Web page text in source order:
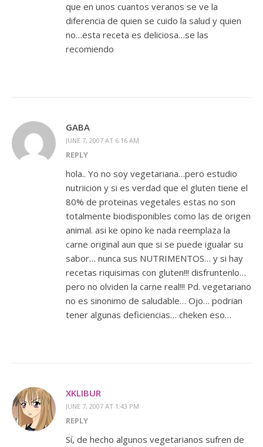
que en unos cuantos veranos se ve la
diferencia de quien se cuido la salud y quien
no…esta receta es deliciosa…se las
recomiendo
GABA
JUNE 7, 2007 AT 6:16 AM
REPLY
hola.. Yo no soy vegetariana…pero estudio
nutriicion y si es verdad que el gluten tiene el
80% de proteinas vegetales estas no son
totalmente biodisponibles como las de origen
animal. asi ke opino ke nada reemplaza la
carne original aun que si se puede igualar su
sabor… nunca sus NUTRIMENTOS… y si hay
recetas riquisimas con gluten!!! disfruntenlo…
pero no olviden la carne real!!! Pd. vegetariano
no es sinonimo de saludable… Ojo… podrian
tener algunas deficiencias… cheken eso…
XKLIBUR
JUNE 7, 2007 AT 1:43 PM
REPLY
Sí, de hecho algunos vegetarianos sufren de